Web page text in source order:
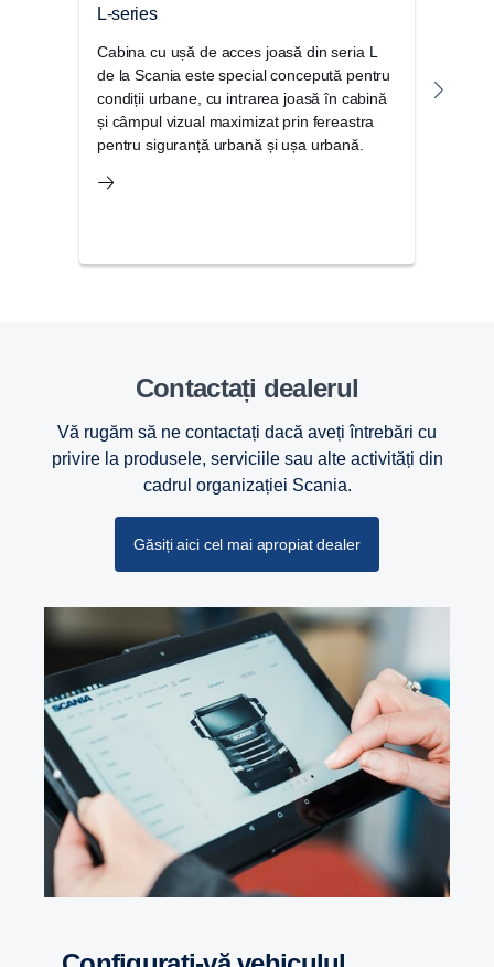
L-series
Cabina cu ușă de acces joasă din seria L
de la Scania este special concepută pentru
condiții urbane, cu intrarea joasă în cabină
și câmpul vizual maximizat prin fereastra
pentru siguranță urbană și ușa urbană.
Contactați dealerul
Vă rugăm să ne contactați dacă aveți întrebări cu
privire la produsele, serviciile sau alte activități din
cadrul organizației Scania.
Găsiți aici cel mai apropiat dealer